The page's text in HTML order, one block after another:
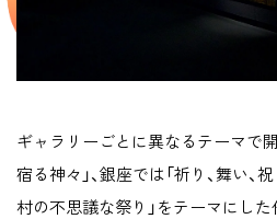
ギャラリーごとに異なるテーマで
宿る神々」、銀座では「祈り、舞い、
村の不思議な祭り」をテーマにした